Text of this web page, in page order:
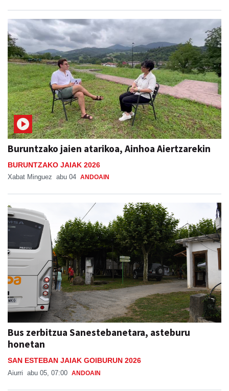
Buruntzako jaien atarikoa, Ainhoa Aiertzarekin
BURUNTZAKO JAIAK 2026
Xabat Minguez abu 04 ANDOAIN
Bus zerbitzua Sanestebanetara, asteburu
honetan
SAN ESTEBAN JAIAK GOIBURUN 2026
Aiurri abu 05, 07:00 ANDOAIN